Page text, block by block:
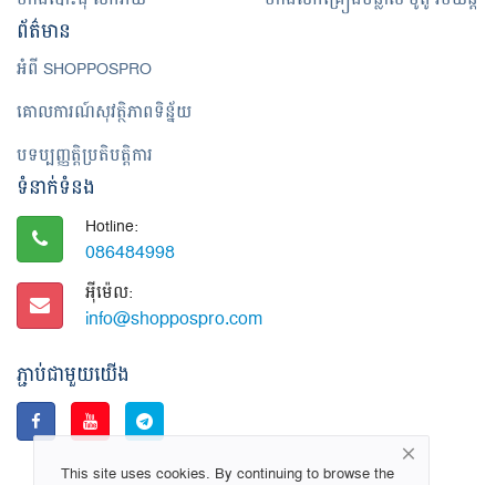
ព័ត៌មាន
អំពី SHOPPOSPRO
គោលការណ៍សុវត្ថិភាពទិន្ន័យ
បទប្បញ្ញត្តិប្រតិបត្តិការ
ទំនាក់ទំនង
Hotline:
086484998
អ៊ី​ម៉េ​ល:
info@shoppospro.com
ភ្ជាប់ជាមួយយើង
This site uses cookies. By continuing to browse the